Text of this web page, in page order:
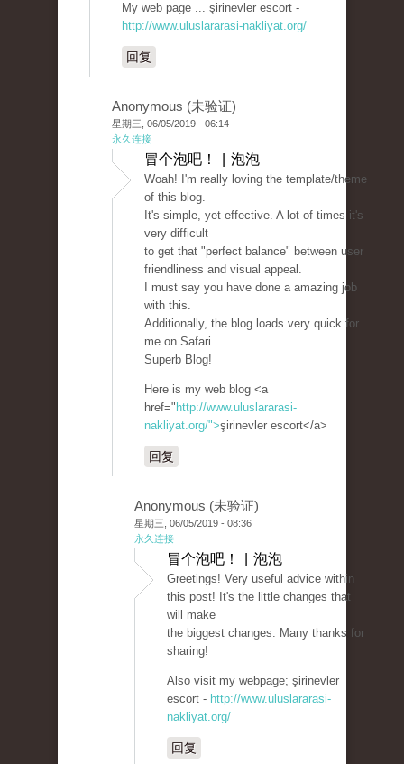
My web page ... şirinevler escort -
http://www.uluslararasi-nakliyat.org/
回复
Anonymous (未验证)
星期三, 06/05/2019 - 06:14
永久连接
冒个泡吧！ | 泡泡
Woah! I'm really loving the template/theme
of this blog.
It's simple, yet effective. A lot of times it's
very difficult
to get that "perfect balance" between user
friendliness and visual appeal.
I must say you have done a amazing job
with this.
Additionally, the blog loads very quick for
me on Safari.
Superb Blog!
Here is my web blog <a
href=" http://www.uluslararasi-
nakliyat.org/">şirinevler escort</a>
回复
Anonymous (未验证)
星期三, 06/05/2019 - 08:36
永久连接
冒个泡吧！ | 泡泡
Greetings! Very useful advice within
this post! It's the little changes that
will make
the biggest changes. Many thanks for
sharing!
Also visit my webpage; şirinevler
escort - http://www.uluslararasi-
nakliyat.org/
回复